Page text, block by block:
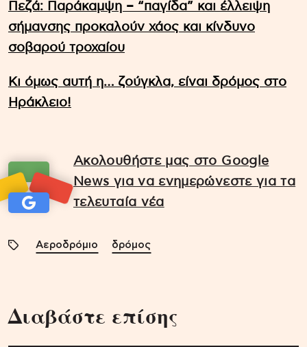
Πεζά: Παράκαμψη – “παγίδα” και έλλειψη
σήμανσης προκαλούν χάος και κίνδυνο
σοβαρού τροχαίου
Κι όμως αυτή η… ζούγκλα, είναι δρόμος στο
Ηράκλειο!
Ακολουθήστε μας στο Google
News για να ενημερώνεστε για τα
τελευταία νέα
Αεροδρόμιο δρόμος
Διαβάστε επίσης